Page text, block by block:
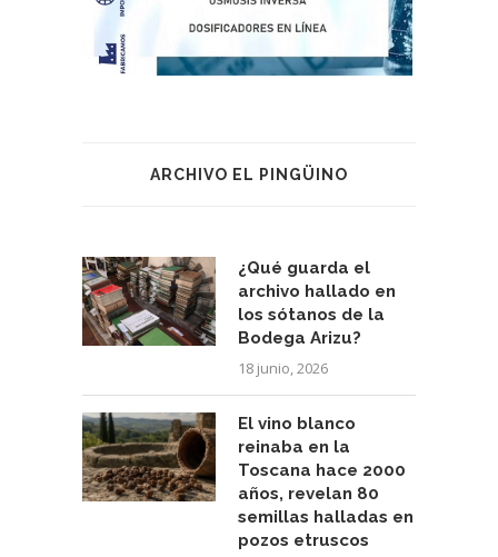
ARCHIVO EL PINGÜINO
¿Qué guarda el
archivo hallado en
los sótanos de la
Bodega Arizu?
18 junio, 2026
El vino blanco
reinaba en la
Toscana hace 2000
años, revelan 80
semillas halladas en
pozos etruscos